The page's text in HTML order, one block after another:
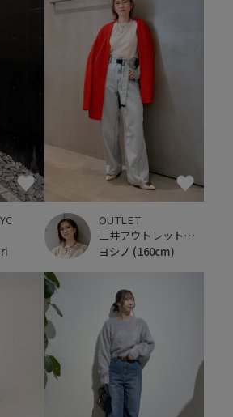
OUTLET
三井アウトレットパーク 横浜ベイサイド
ヨシノ (160cm)